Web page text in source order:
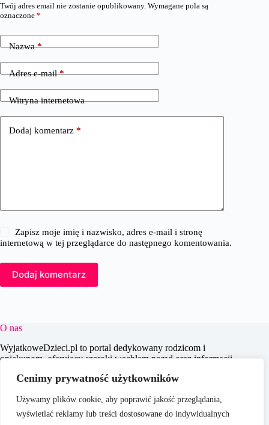
Cenimy prywatność użytkowników
Używamy plików cookie, aby poprawić jakość przeglądania,
wyświetlać reklamy lub treści dostosowane do indywidualnych
Twój adres email nie zostanie opublikowany. Wymagane pola są
oznaczone *
Nazwa*
Adres e-mail*
Witryna internetowa
Dodaj komentarz *
Zapisz moje imię i nazwisko, adres e-mail i stronę
internetową w tej przeglądarce do następnego komentowania.
Dodaj komentarz
O nas
WyjatkoweDzieci.pl to portal dedykowany rodzicom i
opiekunom, oferujący szeroki wachlarz porad oraz informacji
celem jest wspieranie dorosłych w codziennych wyzwaniach
praktycznych treści, które pomagają w świadomym i
efektywnym wychowywaniu młodego pokolenia.